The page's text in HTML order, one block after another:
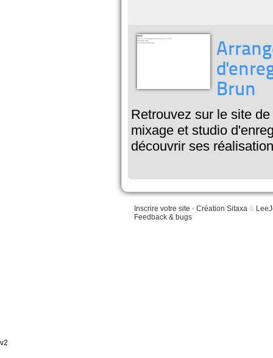
Brun
Retrouvez sur le site
mixage et studio
découvrir ses
Inscrire votre site • Création Sitaxa &
Feedback & bugs
v2